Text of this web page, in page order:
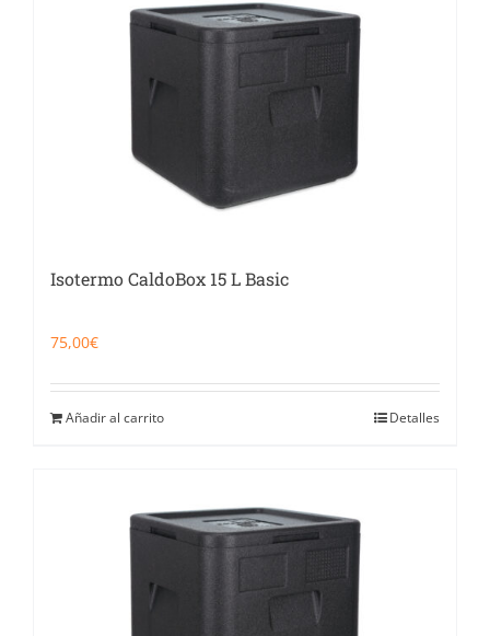
Food Service y Vending
Isotermo CaldoBox 15 L Basic
75,00€
Añadir al carrito Detalles